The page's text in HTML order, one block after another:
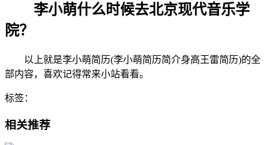
李小萌什么时候去北京现代音乐学
院？
以上就是李小萌简历(李小萌简历简介身高王雷简历)的全
部内容，喜欢记得常来小站看看。
标签：
相关推荐